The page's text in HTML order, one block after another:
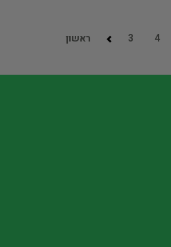
ראשון 3 4